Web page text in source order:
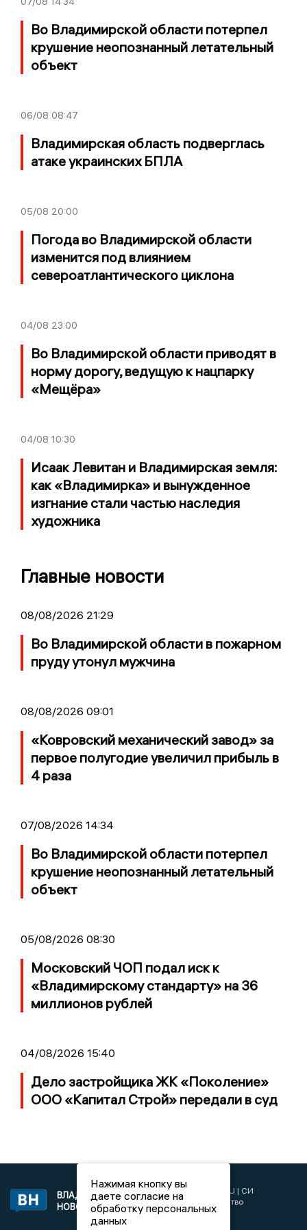
Во Владимирской области потерпел
крушение неопознанный летательный
объект
06/08 08:47
Владимирская область подверглась
атаке украинских БПЛА
05/08 20:00
Погода во Владимирской области
изменится под влиянием
североатлантического циклона
04/08 23:00
Во Владимирской области приводят в
норму дорогу, ведущую к нацпарку
«Мещёра»
04/08 10:30
Исаак Левитан и Владимирская земля:
как «Владимирка» и вынужденное
изгнание стали частью наследия
художника
Главные новости
08/08/2026 21:29
Во Владимирской области в пожарном
пруду утонул мужчина
08/08/2026 09:01
«Ковровский механический завод» за
первое полугодие увеличил прибыль в
4 раза
07/08/2026 14:34
Во Владимирской области потерпел
крушение неопознанный летательный
объект
05/08/2026 08:30
Московский ЧОП подал иск к
«Владимирскому стандарту» на 36
миллионов рублей
04/08/2026 15:40
Дело застройщика ЖК «Поколение»
ООО «Капитал Строй» передали в суд
ВЛАДИМИРСКИЕ
НОВОСТИ
2017 © NEWSVLADIMIR.RU | СИ
«Информационное агентство
Владимирские новости»
Нажимая кнопку вы
даете согласие на
обработку персональных
данных